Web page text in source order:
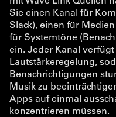
Sie einen Kanal für
Slack), einen für
für Systemtöne
ein. Jeder Kanal
Lautstärkeregelung,
Benachrichtigungen
Musik zu
Apps auf einmal
konzentrieren müssen.